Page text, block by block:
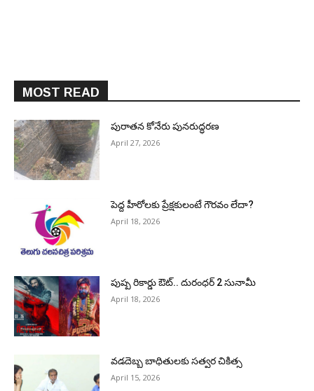
MOST READ
పురాత‌న కోనేరు పున‌రుద్ధ‌ర‌ణ
April 27, 2026
పెద్ద హీరోల‌కు ప్రేక్ష‌కులంటే గౌర‌వం లేదా?
April 18, 2026
పుష్ప రికార్డు ఔట్‌.. దురంధ‌ర్ 2 సునామీ
April 18, 2026
వడదెబ్బ బాధితులకు సత్వర చికిత్స
April 15, 2026